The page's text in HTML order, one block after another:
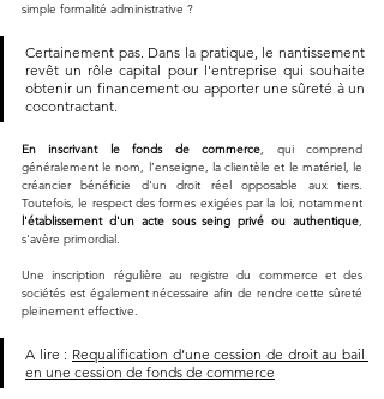
simple formalité administrative ?
Certainement pas. Dans la pratique, le nantissement
revêt un rôle capital pour l'entreprise qui souhaite
obtenir un financement ou apporter une sûreté à un
cocontractant.
En inscrivant le fonds de commerce, qui comprend
généralement le nom, l’enseigne, la clientèle et le matériel, le
créancier bénéficie d'un droit réel opposable aux tiers.
l'établissement d'un acte sous seing privé ou authentique,
s'avère primordial.
Une inscription régulière au registre du commerce et des
sociétés est également nécessaire afin de rendre cette sûreté
pleinement effective.
A lire : Requalification d’une cession de droit au bail
en une cession de fonds de commerce